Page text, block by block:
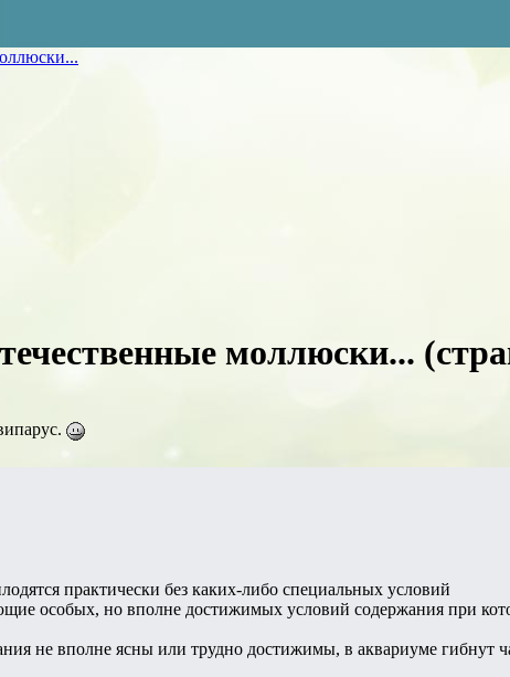
моллюски...
практически без каких-либо специальных условий
особых, но вполне достижимых условий содержания при
не вполне ясны или трудно достижимы, в аквариуме гибнут